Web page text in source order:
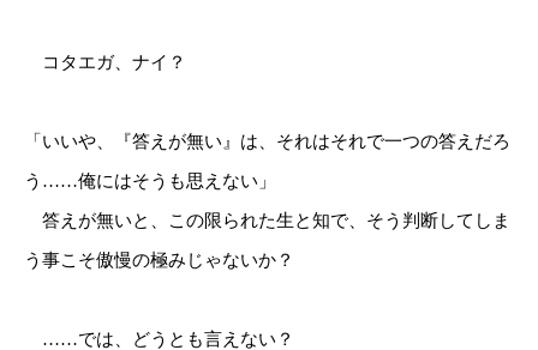
コタエガ、ナイ？
「いいや、『答えが無い』は、それはそれで一つの答えだろ
う……俺にはそうも思えない」
答えが無いと、この限られた生と知で、そう判断してしま
う事こそ傲慢の極みじゃないか？
……では、どうとも言えない？